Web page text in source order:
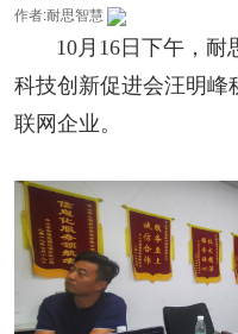
作者:耐思智慧
10月16日下午，耐
科技创新促进会汪明峰
联网企业。